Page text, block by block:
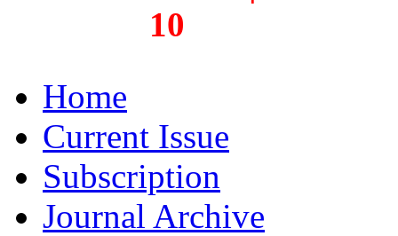
10
Home
Current Issue
Subscription
Journal Archive